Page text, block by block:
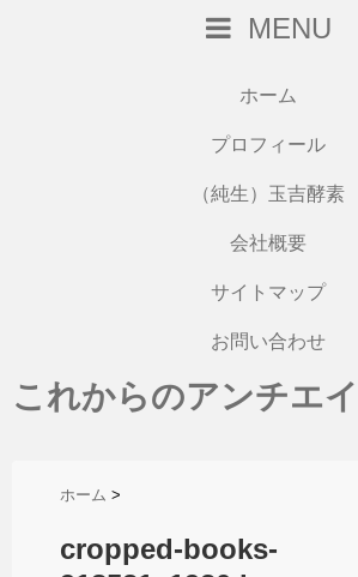
MENU
ホーム
プロフィール
（純生）玉吉酵素
会社概要
サイトマップ
お問い合わせ
これからのアンチエ
ホーム >
cropped-books-